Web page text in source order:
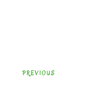
navigation
Previous
PREVIOUS